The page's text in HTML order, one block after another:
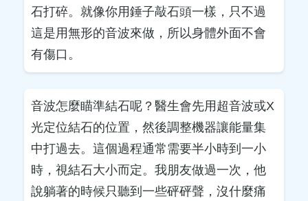
石打碎。就像你用錘子敲石頭一樣，只不過
這是用無形的音波來做，所以身體外面不會
有傷口。
音波怎麼瞄準結石呢？醫生會先用超音波或X
光定位結石的位置，然後調整機器讓能量集
中打過去。這個過程通常需要半小時到一小
時，視結石大小而定。我朋友做過一次，他
說躺著的時候只聽到一些砰砰聲，沒什麼痛